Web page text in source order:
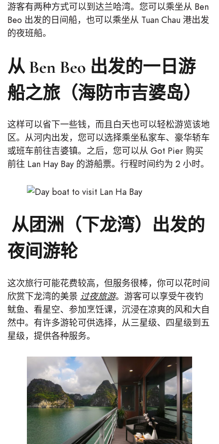
游客有两种方式可以到达兰哈湾。您可以乘坐从 Ben
Beo 出发的日间船，也可以乘坐从 Tuan Chau 港出发
的夜班船。
从 Ben Beo 出发的一日游
船之旅（海防市吉婆岛）
这样可以省下一些钱，而且白天也可以轻松游览该地
区。从河内出发，您可以选择乘坐私家车、豪华轿车
或班车前往吉婆镇。之后，您可以从 Got Pier 购买
前往 Lan Hay Bay 的游船票。行程时间约为 2 小时。
从团洲（下龙湾）出发的
夜间游轮
这次旅行可能花费较高，但服务很棒，你可以花时间
欣赏下龙湾的美景 过夜旅游。游客可以享受午夜钓
鱿鱼、看星空、参加烹饪课，沉浸在凉爽的风和大自
然中。有许多游轮可供选择，从三星级、四星级到五
星级，提供各种服务。